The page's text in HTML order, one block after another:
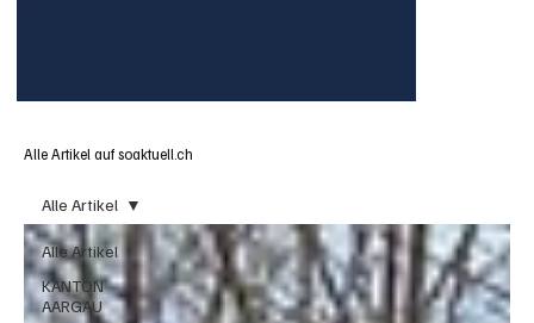
Alle Artikel auf soaktuell.ch
Alle Artikel
KANTON
AARGAU
Alle Artikel